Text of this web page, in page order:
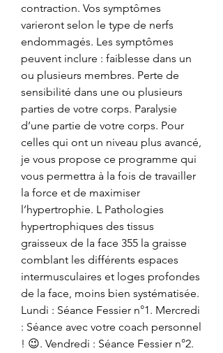
contraction. Vos symptômes
varieront selon le type de nerfs
endommagés. Les symptômes
peuvent inclure : faiblesse dans un
ou plusieurs membres. Perte de
sensibilité dans une ou plusieurs
parties de votre corps. Paralysie
d’une partie de votre corps. Pour
celles qui ont un niveau plus avancé,
je vous propose ce programme qui
vous permettra à la fois de travailler
la force et de maximiser
l’hypertrophie. L Pathologies
hypertrophiques des tissus
graisseux de la face 355 la graisse
comblant les différents espaces
intermusculaires et loges profondes
de la face, moins bien systématisée.
Lundi : Séance Fessier n°1. Mercredi
: Séance avec votre coach personnel
! 😉. Vendredi : Séance Fessier n°2.